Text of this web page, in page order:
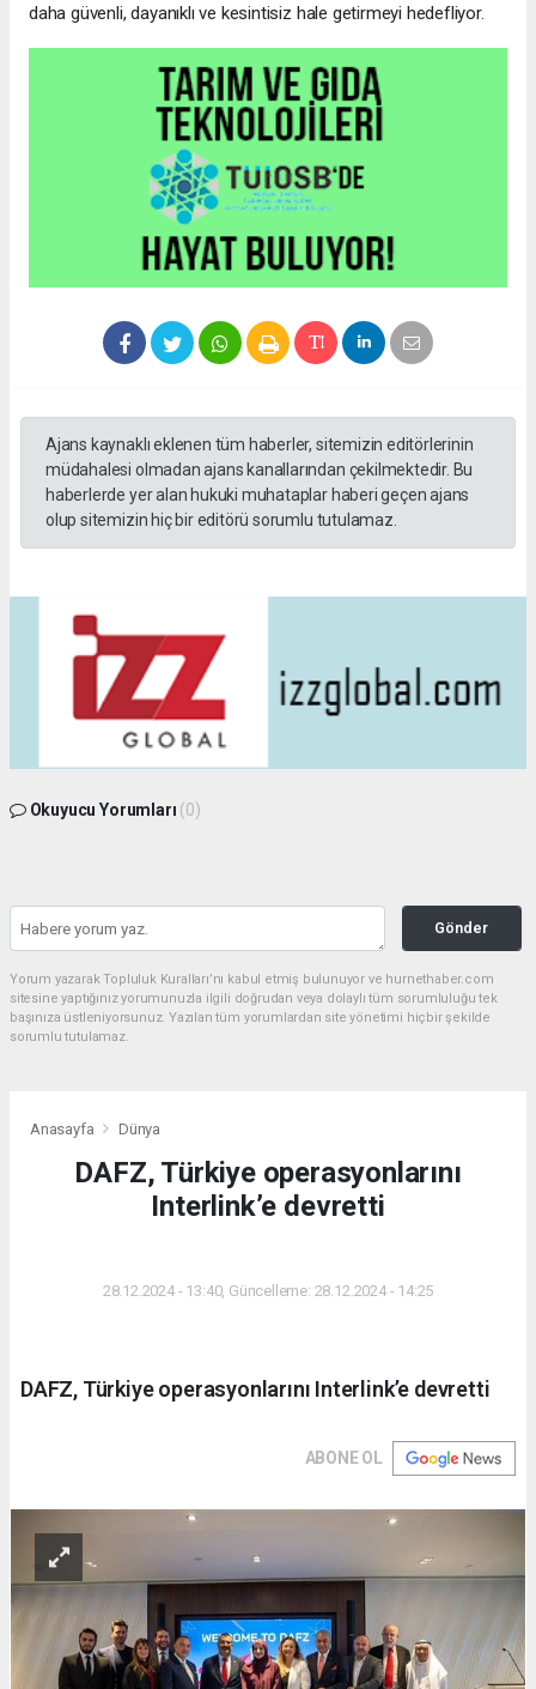
daha güvenli, dayanıklı ve kesintisiz hale getirmeyi hedefliyor.
Ajans kaynaklı eklenen tüm haberler, sitemizin editörlerinin
müdahalesi olmadan ajans kanallarından çekilmektedir. Bu
haberlerde yer alan hukuki muhataplar haberi geçen ajans
olup sitemizin hiç bir editörü sorumlu tutulamaz.
Okuyucu Yorumları (0)
Gönder
Yorum yazarak Topluluk Kuralları’nı kabul etmiş bulunuyor ve hurnethaber.com
sitesine yaptığınız yorumunuzla ilgili doğrudan veya dolaylı tüm sorumluluğu tek
başınıza üstleniyorsunuz. Yazılan tüm yorumlardan site yönetimi hiçbir şekilde
sorumlu tutulamaz.
Anasayfa Dünya
DAFZ, Türkiye operasyonlarını
Interlink’e devretti
28.12.2024 - 13:40, Güncelleme: 28.12.2024 - 14:25
DAFZ, Türkiye operasyonlarını Interlink’e devretti
ABONE OL